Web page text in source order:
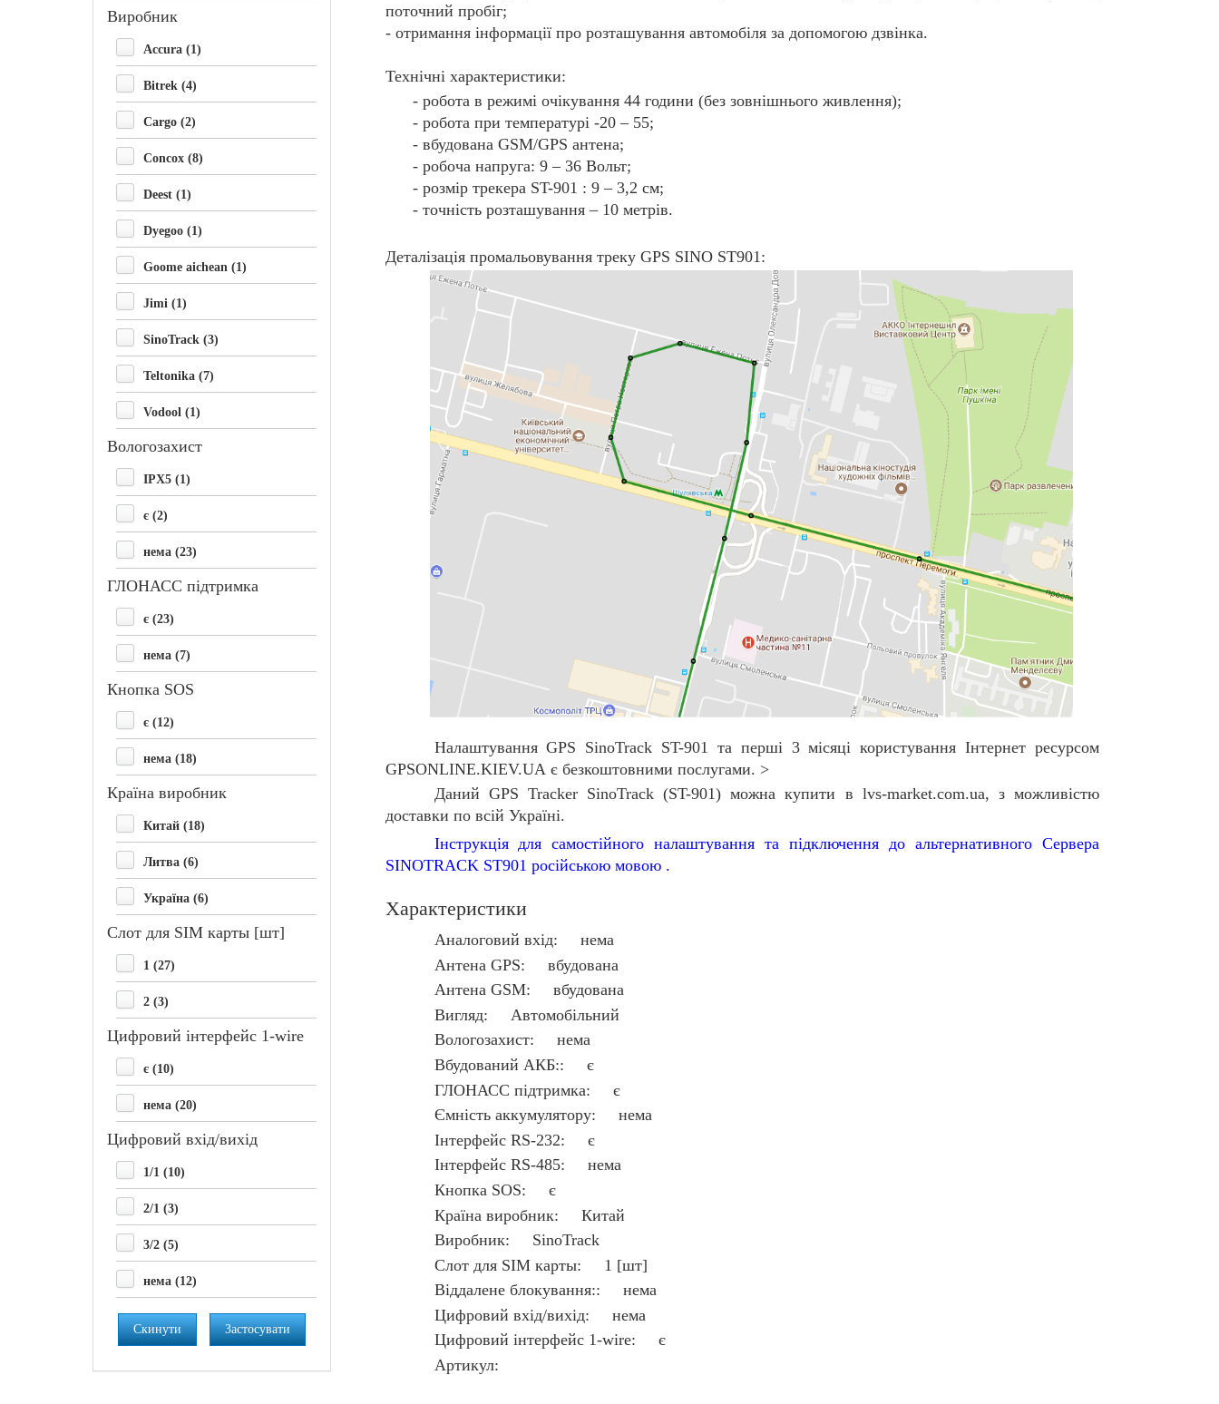
Виробник
Accura (1)
Bitrek (4)
Cargo (2)
Concox (8)
Deest (1)
Dyegoo (1)
Goome aichean (1)
Jimi (1)
SinoTrack (3)
Teltonika (7)
Vodool (1)
Вологозахист
IPX5 (1)
є (2)
нема (23)
ГЛОНАСС підтримка
є (23)
нема (7)
Кнопка SOS
є (12)
нема (18)
Країна виробник
Китай (18)
Литва (6)
Україна (6)
Слот для SIM карты [шт]
1 (27)
2 (3)
Цифровий інтерфейс 1-wire
є (10)
нема (20)
Цифровий вхід/вихід
1/1 (10)
2/1 (3)
3/2 (5)
нема (12)
Скинути Застосувати
поточний пробіг;
- отримання інформації про розташування автомобіля за допомогою дзвінка.
Технічні характеристики:
- робота в режимі очікування 44 години (без зовнішнього живлення);
- робота при температурі -20 – 55;
- вбудована GSM/GPS антена;
- робоча напруга: 9 – 36 Вольт;
- розмір трекера ST-901 : 9 – 3,2 см;
- точність розташування – 10 метрів.
Деталізація промальовування треку GPS SINO ST901:
НалаштуванняGPS SinoTrack ST-901 та перші 3 місяці користування Інтернет ресурсом
GPSONLINE.KIEV.UA є безкоштовними послугами. >
Даний GPS Tracker SinoTrack (ST-901) можна купити в lvs-market.com.ua, з можливістю
доставки по всій Україні.
Інструкція для самостійного налаштування та підключення до альтернативного Сервера
SINOTRACK ST901 російською мовою .
Характеристики
Аналоговий вхід: нема
Антена GPS: вбудована
Антена GSM: вбудована
Вигляд: Автомобільний
Вологозахист: нема
Вбудований АКБ:: є
ГЛОНАСС підтримка: є
Ємність аккумулятору: нема
Інтерфейс RS-232: є
Інтерфейс RS-485: нема
Кнопка SOS: є
Країна виробник: Китай
Виробник: SinoTrack
Слот для SIM карты: 1 [шт]
Віддалене блокування:: нема
Цифровий вхід/вихід: нема
Цифровий інтерфейс 1-wire: є
Артикул: